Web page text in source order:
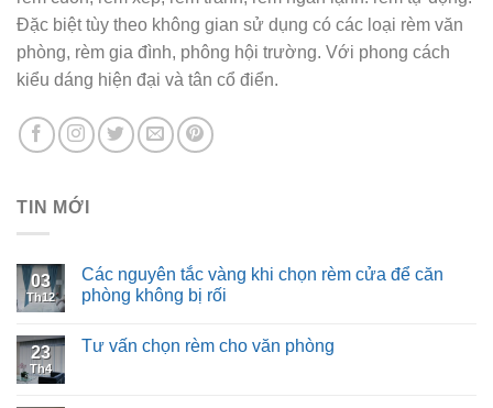
Đặc biệt tùy theo không gian sử dụng có các loại rèm văn
phòng, rèm gia đình, phông hội trường. Với phong cách
kiểu dáng hiện đại và tân cổ điển.
TIN MỚI
03
Th12
Các nguyên tắc vàng khi chọn rèm cửa để căn
phòng không bị rối
23
Th4
Tư vấn chọn rèm cho văn phòng